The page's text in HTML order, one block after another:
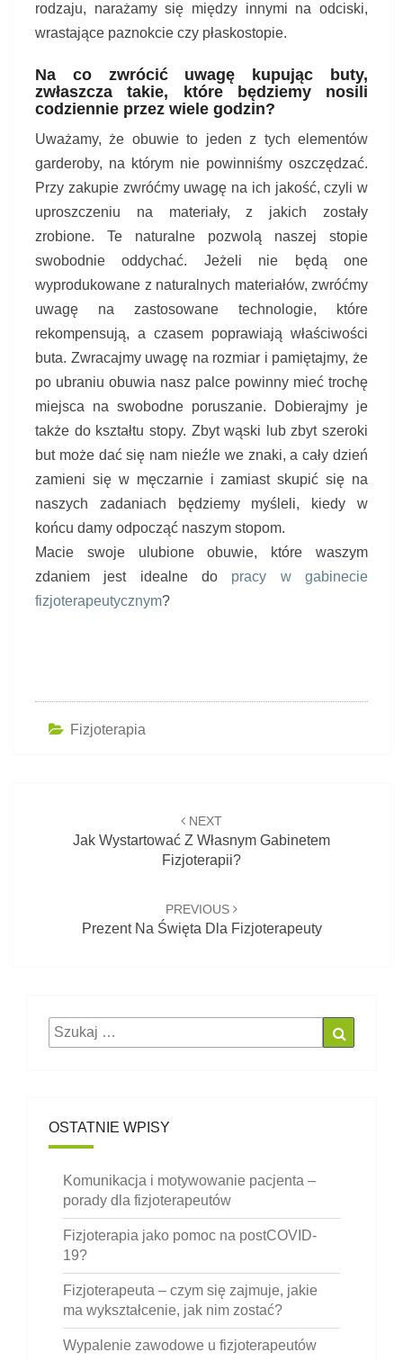
rodzaju, narażamy się między innymi na odciski,
wrastające paznokcie czy płaskostopie.
Na co zwrócić uwagę kupując buty,
zwłaszcza takie, które będziemy nosili
codziennie przez wiele godzin?
Uważamy, że obuwie to jeden z tych elementów
garderoby, na którym nie powinniśmy oszczędzać.
Przy zakupie zwróćmy uwagę na ich jakość, czyli w
uproszczeniu na materiały, z jakich zostały
zrobione. Te naturalne pozwolą naszej stopie
swobodnie oddychać. Jeżeli nie będą one
wyprodukowane z naturalnych materiałów, zwróćmy
uwagę na zastosowane technologie, które
rekompensują, a czasem poprawiają właściwości
buta. Zwracajmy uwagę na rozmiar i pamiętajmy, że
po ubraniu obuwia nasz palce powinny mieć trochę
miejsca na swobodne poruszanie. Dobierajmy je
także do kształtu stopy. Zbyt wąski lub zbyt szeroki
but może dać się nam nieźle we znaki, a cały dzień
zamieni się w męczarnie i zamiast skupić się na
naszych zadaniach będziemy myśleli, kiedy w
końcu damy odpocząć naszym stopom.
Macie swoje ulubione obuwie, które waszym
zdaniem jest idealne do pracy w gabinecie
fizjoterapeutycznym?
Fizjoterapia
navigation
NEXT
Jak Wystartować Z Własnym Gabinetem
Fizjoterapii?
PREVIOUS
Prezent Na Święta Dla Fizjoterapeuty
Szukaj
dla:
OSTATNIE WPISY
Komunikacja i motywowanie pacjenta –
porady dla fizjoterapeutów
Fizjoterapia jako pomoc na postCOVID-
19?
Fizjoterapeuta – czym się zajmuje, jakie
ma wykształcenie, jak nim zostać?
Wypalenie zawodowe u fizjoterapeutów